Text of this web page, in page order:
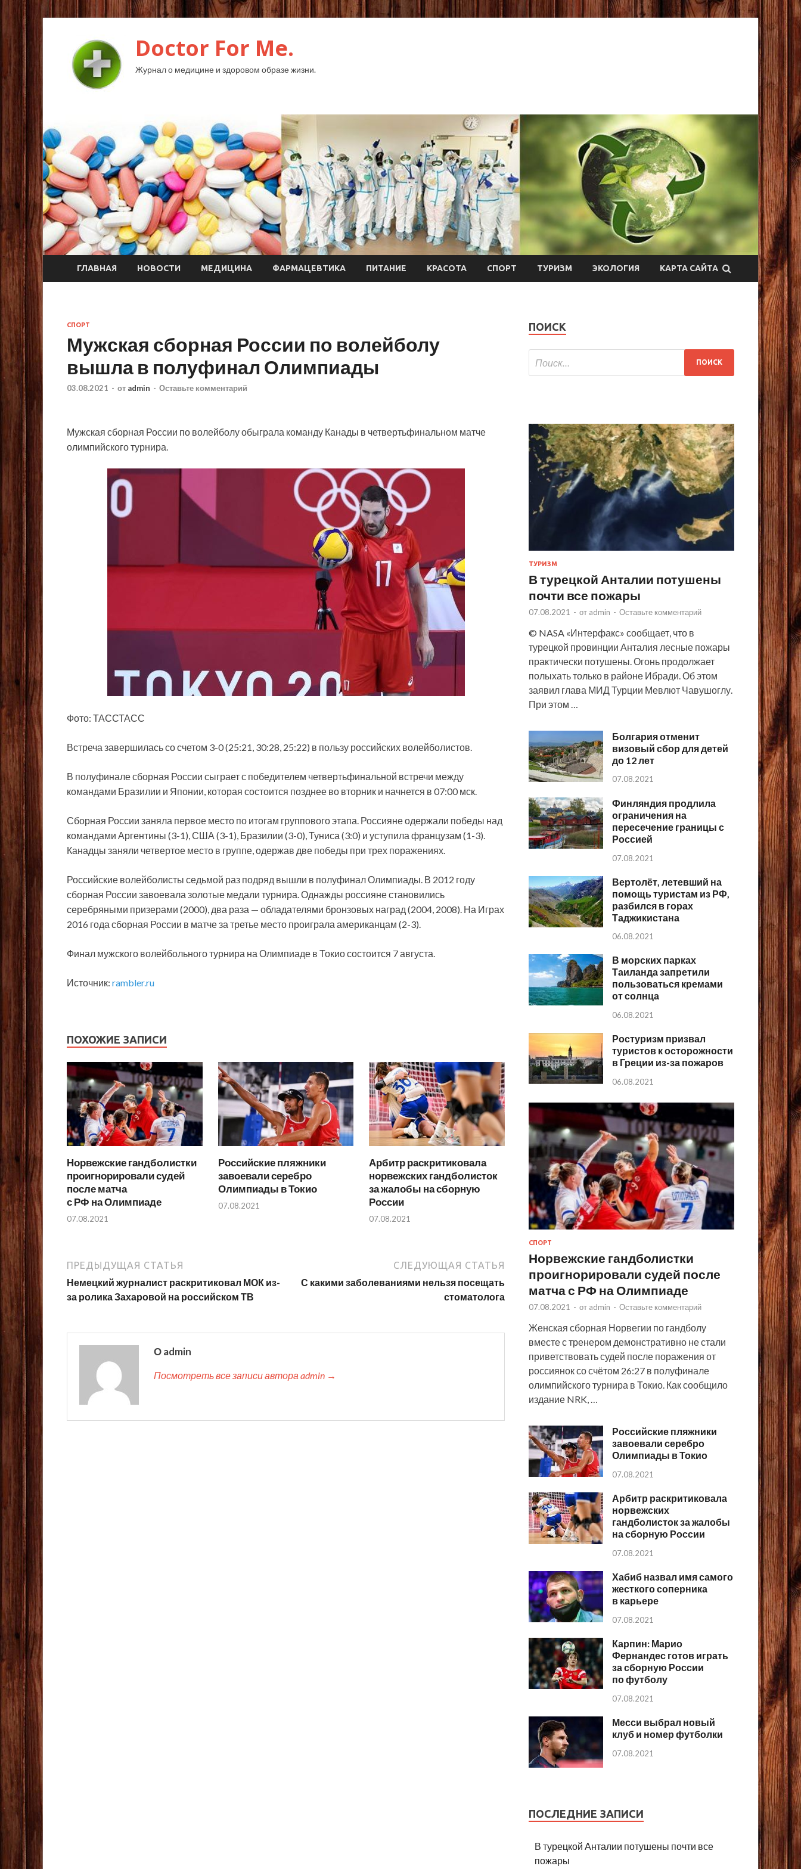
Doctor For Me.
Журнал о медицине и здоровом образе жизни.
ГЛАВНАЯ НОВОСТИ МЕДИЦИНА ФАРМАЦЕВТИКА ПИТАНИЕ КРАСОТА СПОРТ ТУРИЗМ ЭКОЛОГИЯ КАРТА САЙТА
СПОРТ
Мужская сборная России по волейболу
вышла в полуфинал Олимпиады
03.08.2021 - от admin - Оставьте комментарий
Мужская сборная России по волейболу обыграла команду Канады в четвертьфинальном матче
олимпийского турнира.
Фото: ТАССТАСС
Встреча завершилась со счетом 3-0 (25:21, 30:28, 25:22) в пользу российских волейболистов.
В полуфинале сборная России сыграет с победителем четвертьфинальной встречи между
командами Бразилии и Японии, которая состоится позднее во вторник и начнется в 07:00 мск.
Сборная России заняла первое место по итогам группового этапа. Россияне одержали победы над
командами Аргентины (3-1), США (3-1), Бразилии (3-0), Туниса (3:0) и уступила французам (1-3).
Канадцы заняли четвертое место в группе, одержав две победы при трех поражениях.
Российские волейболисты седьмой раз подряд вышли в полуфинал Олимпиады. В 2012 году
сборная России завоевала золотые медали турнира. Однажды россияне становились
серебряными призерами (2000), два раза — обладателями бронзовых наград (2004, 2008). На Играх
2016 года сборная России в матче за третье место проиграла американцам (2-3).
Финал мужского волейбольного турнира на Олимпиаде в Токио состоится 7 августа.
Источник: rambler.ru
ПОХОЖИЕ ЗАПИСИ
Норвежские гандболистки
проигнорировали судей
после матча
с РФ на Олимпиаде
07.08.2021
Российские пляжники
завоевали серебро
Олимпиады в Токио
07.08.2021
Арбитр раскритиковала
норвежских гандболисток
за жалобы на сборную
России
07.08.2021
ПРЕДЫДУЩАЯ СТАТЬЯ
Немецкий журналист раскритиковал МОК из-
за ролика Захаровой на российском ТВ
СЛЕДУЮЩАЯ СТАТЬЯ
С какими заболеваниями нельзя посещать
стоматолога
О admin
Посмотреть все записи автора admin →
ПОИСК
ТУРИЗМ
В турецкой Анталии потушены
почти все пожары
07.08.2021 - от admin - Оставьте комментарий
© NASA «Интерфакс» сообщает, что в
турецкой провинции Анталия лесные пожары
практически потушены. Огонь продолжает
полыхать только в районе Ибради. Об этом
заявил глава МИД Турции Мевлют Чавушоглу.
При этом …
Болгария отменит
визовый сбор для детей
до 12 лет
07.08.2021
Финляндия продлила
ограничения на
пересечение границы с
Россией
07.08.2021
Вертолёт, летевший на
помощь туристам из РФ,
разбился в горах
Таджикистана
06.08.2021
В морских парках
Таиланда запретили
пользоваться кремами
от солнца
06.08.2021
Ростуризм призвал
туристов к осторожности
в Греции из-за пожаров
06.08.2021
СПОРТ
Норвежские гандболистки
проигнорировали судей после
матча с РФ на Олимпиаде
07.08.2021 - от admin - Оставьте комментарий
Женская сборная Норвегии по гандболу
вместе с тренером демонстративно не стали
приветствовать судей после поражения от
россиянок со счётом 26:27 в полуфинале
олимпийского турнира в Токио. Как сообщило
издание NRK, …
Российские пляжники
завоевали серебро
Олимпиады в Токио
07.08.2021
Арбитр раскритиковала
норвежских
гандболисток за жалобы
на сборную России
07.08.2021
Хабиб назвал имя самого
жесткого соперника
в карьере
07.08.2021
Карпин: Марио
Фернандес готов играть
за сборную России
по футболу
07.08.2021
Месси выбрал новый
клуб и номер футболки
07.08.2021
ПОСЛЕДНИЕ ЗАПИСИ
В турецкой Анталии потушены почти все
пожары